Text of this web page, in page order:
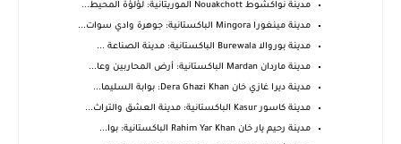
مدينة نواكشوط Nouakchott الموريتانية: لؤلؤة المحيط...
مدينة مينغورا Mingora الباكستانية: جوهرة وادي سوات...
مدينة بوروالا Burewala الباكستانية: مدينة الصناعة ...
مدينة ماردان Mardan الباكستانية: أرض المحاربين وعا...
مدينة ديرا غازي خان Dera Ghazi Khan: بوابة السليما...
مدينة كاسور Kasur الباكستانية: مدينة العشق والتراث...
مدينة رحيم يار خان Rahim Yar Khan الباكستانية: بوا...